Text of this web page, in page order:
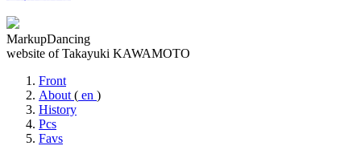
MarkupDancing
website of Takayuki KAWAMOTO
Front
About ( en )
History
Pcs
Favs